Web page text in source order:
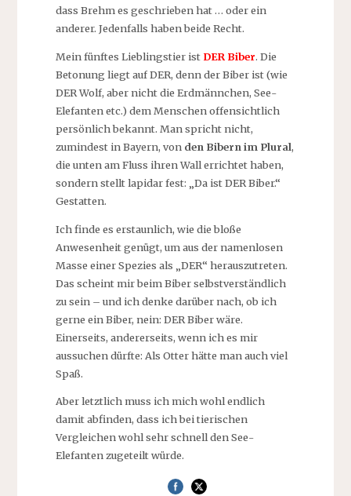
dass Brehm es geschrieben hat … oder ein
anderer. Jedenfalls haben beide Recht.
Mein fünftes Lieblingstier ist DER Biber. Die
Betonung liegt auf DER, denn der Biber ist (wie
DER Wolf, aber nicht die Erdmännchen, See-
Elefanten etc.) dem Menschen offensichtlich
persönlich bekannt. Man spricht nicht,
zumindest in Bayern, von den Bibern im Plural,
die unten am Fluss ihren Wall errichtet haben,
sondern stellt lapidar fest: „Da ist DER Biber.“
Gestatten.
Ich finde es erstaunlich, wie die bloße
Anwesenheit genügt, um aus der namenlosen
Masse einer Spezies als „DER“ herauszutreten.
Das scheint mir beim Biber selbstverständlich
zu sein – und ich denke darüber nach, ob ich
gerne ein Biber, nein: DER Biber wäre.
Einerseits, andererseits, wenn ich es mir
aussuchen dürfte: Als Otter hätte man auch viel
Spaß.
Aber letztlich muss ich mich wohl endlich
damit abfinden, dass ich bei tierischen
Vergleichen wohl sehr schnell den See-
Elefanten zugeteilt würde.